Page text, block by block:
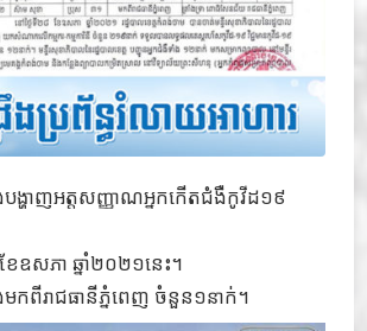
ង្ហាញអត្ដសញ្ញាណអ្នកកើតជំងឺកូវីដ១៩
ឧសភា ឆ្នាំ២០២១នេះ។
កពីរាជធានីភ្នំពេញ ចំនួន១នាក់។